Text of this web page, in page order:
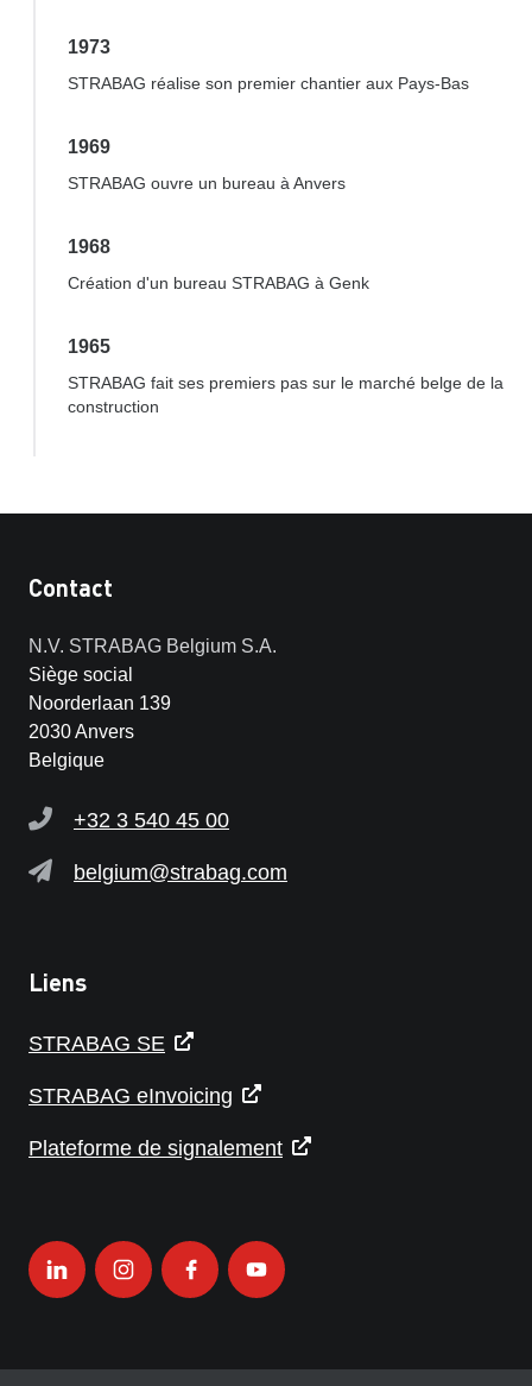
1973
STRABAG réalise son premier chantier aux Pays-Bas
1969
STRABAG ouvre un bureau à Anvers
1968
Création d'un bureau STRABAG à Genk
1965
STRABAG fait ses premiers pas sur le marché belge de la
construction
Contact
N.V. STRABAG Belgium S.A.
Siège social
Noorderlaan 139
2030 Anvers
Belgique
+32 3 540 45 00
belgium@strabag.com
Liens
STRABAG SE
STRABAG eInvoicing
Plateforme de signalement